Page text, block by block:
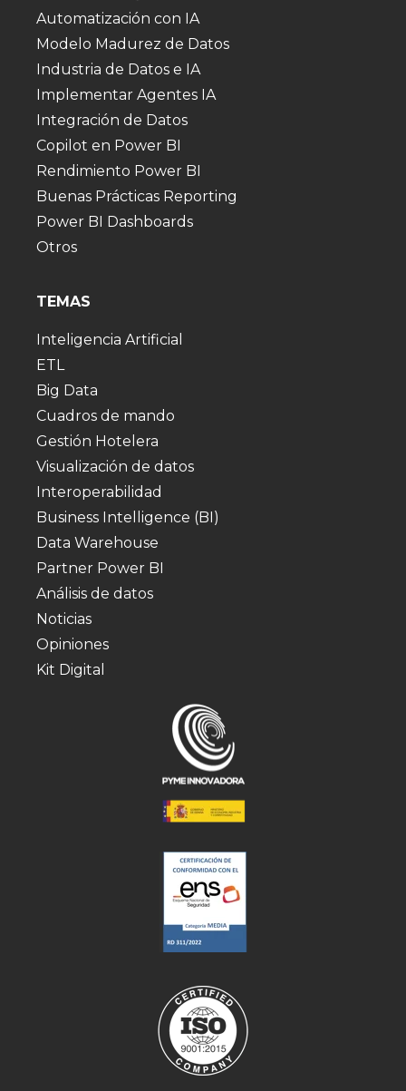
Automatización con IA
Modelo Madurez de Datos
Industria de Datos e IA
Implementar Agentes IA
Integración de Datos
Copilot en Power BI
Rendimiento Power BI
Buenas Prácticas Reporting
Power BI Dashboards
Otros
TEMAS
Inteligencia Artificial
ETL
Big Data
Cuadros de mando
Gestión Hotelera
Visualización de datos
Interoperabilidad
Business Intelligence (BI)
Data Warehouse
Partner Power BI
Análisis de datos
Noticias
Opiniones
Kit Digital